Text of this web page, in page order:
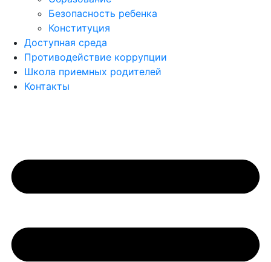
Безопасность ребенка
Конституция
Доступная среда
Противодействие коррупции
Школа приемных родителей
Контакты